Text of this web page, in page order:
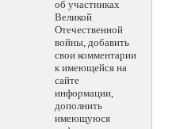
об участниках
Великой
Отечественной
войны, добавить
свои комментарии
к имеющейся на
сайте
информации,
дополнить
имеющуюся